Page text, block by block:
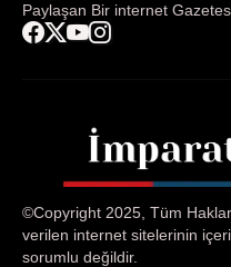
Paylaşan Bir internet
©Copyright 2025, Tüm
verilen internet sitelerinin
sorumlu değildir.